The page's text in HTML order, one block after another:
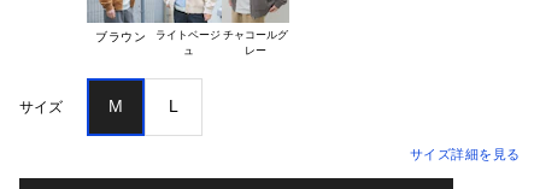
ブラウン
ライトベージ チャコールグ
サイズ M L
サイズ詳細を見る